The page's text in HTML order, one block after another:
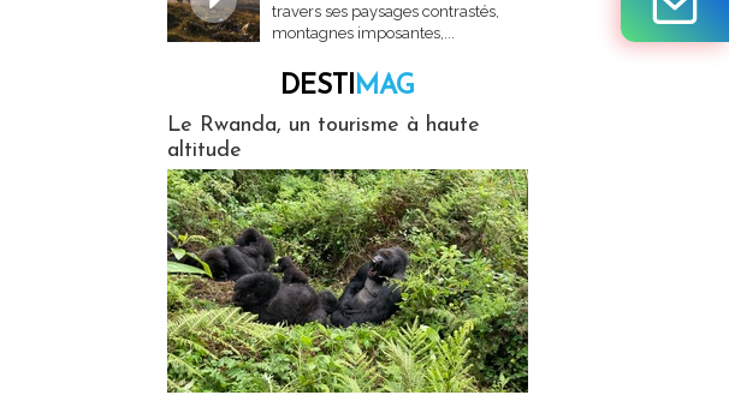
travers ses paysages contrastés,
montagnes imposantes,...
DESTIMAG
Le Rwanda, un tourisme à haute
altitude